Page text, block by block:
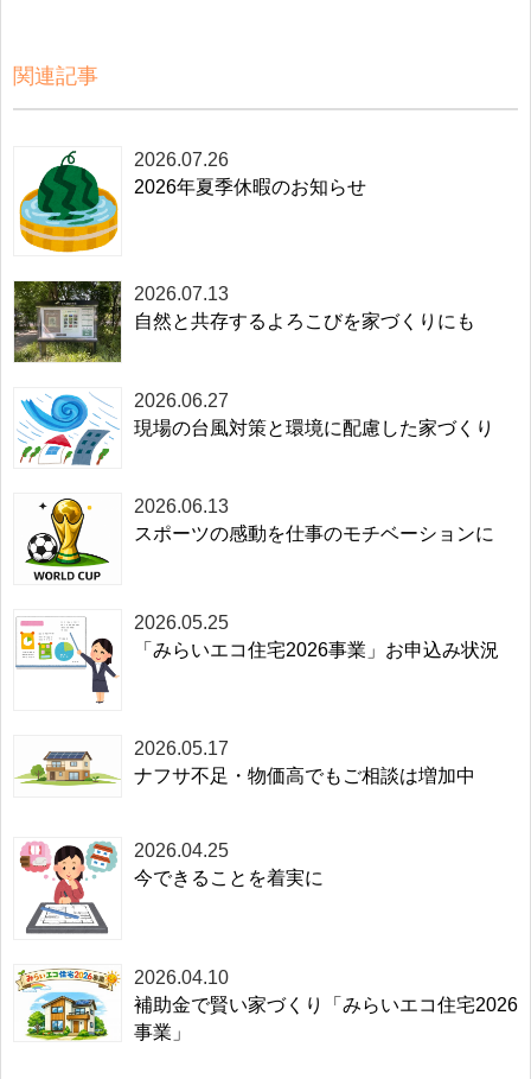
関連記事
2026.07.26
2026年夏季休暇のお知らせ
2026.07.13
自然と共存するよろこびを家づくりにも
2026.06.27
現場の台風対策と環境に配慮した家づくり
2026.06.13
スポーツの感動を仕事のモチベーションに
2026.05.25
「みらいエコ住宅2026事業」お申込み状況
2026.05.17
ナフサ不足・物価高でもご相談は増加中
2026.04.25
今できることを着実に
2026.04.10
補助金で賢い家づくり「みらいエコ住宅2026
事業」